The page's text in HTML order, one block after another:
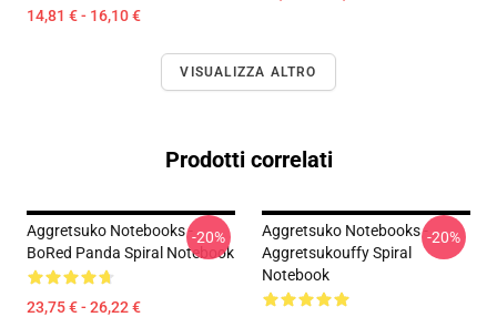
14,81 € - 16,10 €
VISUALIZZA ALTRO
Prodotti correlati
Aggretsuko Notebooks -
BoRed Panda Spiral Notebook
23,75 € - 26,22 €
-20%
Aggretsuko Notebooks -
Aggretsukouffy Spiral
Notebook
-20%